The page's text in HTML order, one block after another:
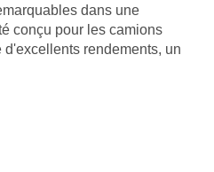
dans une
conçu pour les camions
rendements, un